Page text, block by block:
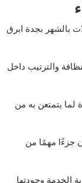
بالشهر بجدة ابرق
والترتيب داخل
لما يتمتعن به من
جزءًا مهمًا من
الخدمة وجودتها